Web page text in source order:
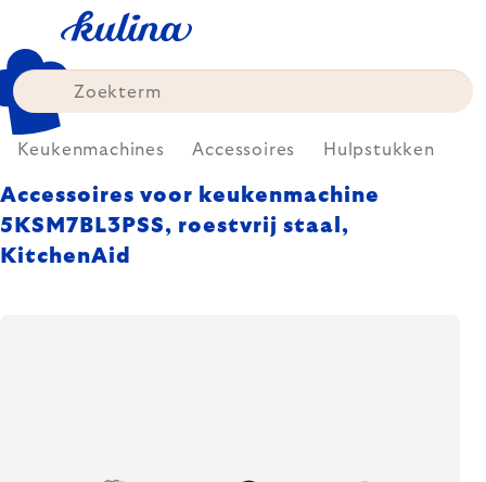
content
Keukenmachines Accessoires Hulpstukken
Accessoires voor keukenmachine
5KSM7BL3PSS, roestvrij staal,
KitchenAid